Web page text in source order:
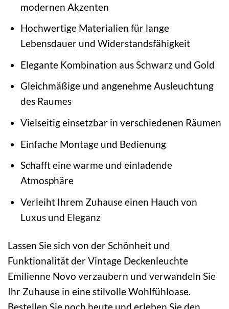
modernen Akzenten
Hochwertige Materialien für lange
Lebensdauer und Widerstandsfähigkeit
Elegante Kombination aus Schwarz und Gold
Gleichmäßige und angenehme Ausleuchtung
des Raumes
Vielseitig einsetzbar in verschiedenen Räumen
Einfache Montage und Bedienung
Schafft eine warme und einladende
Atmosphäre
Verleiht Ihrem Zuhause einen Hauch von
Luxus und Eleganz
Lassen Sie sich von der Schönheit und
Funktionalität der Vintage Deckenleuchte
Emilienne Novo verzaubern und verwandeln Sie
Ihr Zuhause in eine stilvolle Wohlfühloase.
Bestellen Sie noch heute und erleben Sie den